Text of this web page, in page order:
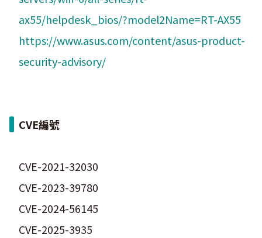
ax55/helpdesk_bios/?model2Name=RT-AX55
https://www.asus.com/content/asus-product-
security-advisory/
CVE編號
CVE-2021-32030
CVE-2023-39780
CVE-2024-56145
CVE-2025-3935